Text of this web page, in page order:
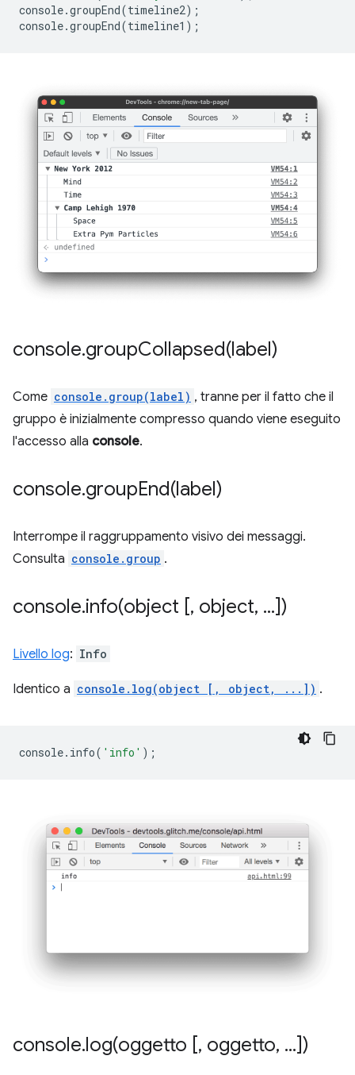
console.groupEnd(timeline2);
console.groupEnd(timeline1 );
console.groupCollapsed(label)
Come console.group(label) , tranne per il fatto che il
gruppo è inizialmente compresso quando viene eseguito
l'accesso alla console.
console.groupEnd(label)
Interrompe il raggruppamento visivo dei messaggi.
Consulta console.group .
console.info(object [, object, ...])
Livello log: Info
Identico a console.log(object [, object, ...]) .
console. info( 'info' );
console.log(oggetto [, oggetto, ...])